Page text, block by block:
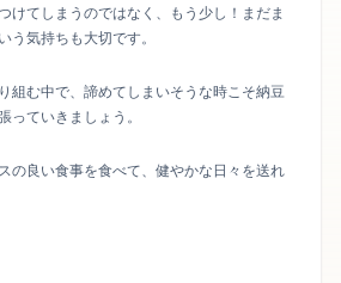
けてしまうのではなく、もう少し！まだま
う気持ちも大切です。
組む中で、諦めてしまいそうな時こそ納豆
っていきましょう。
の良い食事を食べて、健やかな日々を送れ